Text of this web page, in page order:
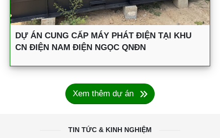
DỰ ÁN CUNG CẤP MÁY PHÁT ĐIỆN TẠI KHU
CN ĐIỆN NAM ĐIỆN NGỌC QNĐN
Xem thêm dự án
TIN TỨC & KINH NGHIỆM